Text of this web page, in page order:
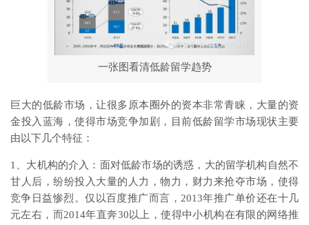
一张图看清低龄留学趋势
巨大的低龄市场，让很多原本圈外的资本非常青睐，大量的资
金投入蓝海，使得市场竞争加剧，目前低龄留学市场现状主要
由以下几个特征：
1、大机构的介入：面对低龄市场的诱惑，大的留学机构自然不
甘人后，纷纷投入大量的人力，物力，财力来抢夺市场，使得
竞争日益惨烈。仅以百度推广而言，2013年推广单价还在十几
元左右，而2014年直奔30以上，使得中小机构在有限的网络推